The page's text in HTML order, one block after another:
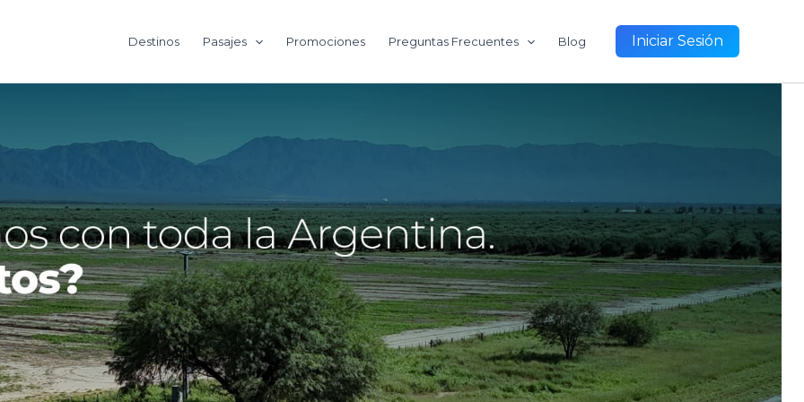
Destinos Pasajes Promociones Preguntas Frecuentes Blog Iniciar Sesión